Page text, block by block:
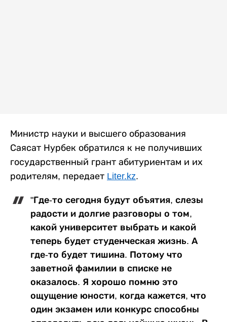
Министр науки и высшего образования
Саясат Нурбек обратился к не получивших
государственный грант абитуриентам и их
родителям, передает Liter.kz.
"Где-то сегодня будут объятия, слезы
радости и долгие разговоры о том,
какой университет выбрать и какой
теперь будет студенческая жизнь. А
где-то будет тишина. Потому что
заветной фамилии в списке не
оказалось. Я хорошо помню это
ощущение юности, когда кажется, что
один экзамен или конкурс способны